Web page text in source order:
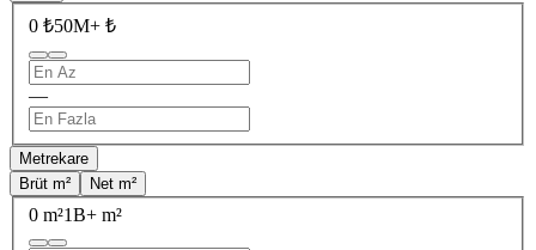
0 ₺50M+ ₺
—
Metrekare
Brüt m²
Net m²
0 m²1B+ m²